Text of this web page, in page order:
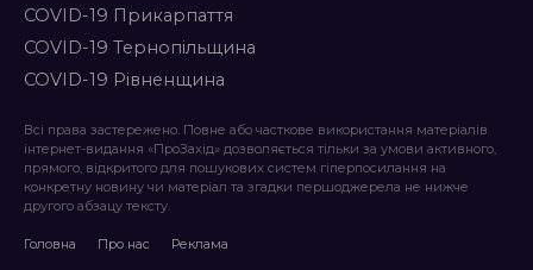
COVID-19 Прикарпаття
COVID-19 Тернопільщина
COVID-19 Рівненщина
Всі права застережено. Повне або часткове використання матеріалів
інтернет-видання «ПроЗахід» дозволяється тільки за умови активного,
прямого, відкритого для пошукових систем гіперпосилання на
конкретну новину чи матеріал та згадки першоджерела не нижче
другого абзацу тексту.
Головна Про нас Реклама